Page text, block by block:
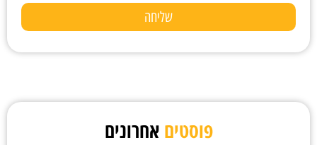
שליחה
פוסטים אחרונים